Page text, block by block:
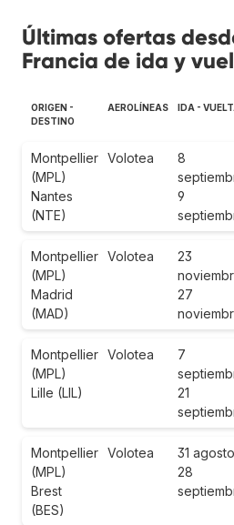
Últimas ofertas
Francia de ida y
ORIGEN -
DESTINO
AEROLÍNEAS IDA -
Montpellier
(MPL)
Nantes
(NTE)
Volotea
8
9
Montpellier
(MPL)
Madrid
(MAD)
Volotea
23
27
Montpellier
(MPL)
Lille (LIL)
Volotea
7
21
Montpellier
(MPL)
Brest
(BES)
Volotea
31 agosto
28